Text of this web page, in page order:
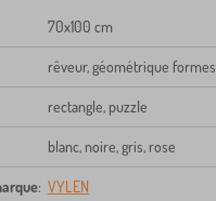
70x100 cm
rêveur, géométrique formes
rectangle, puzzle
blanc, noire, gris, rose
: VYLEN